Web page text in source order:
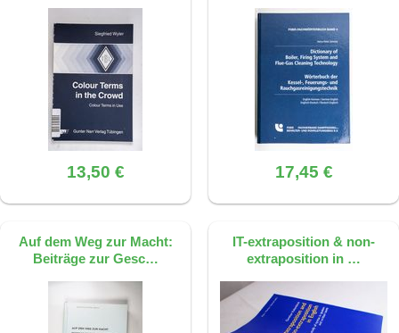
13,50 € 17,45 €
Auf dem Weg zur Macht:
Beiträge zur Gesc…
IT-extraposition & non-
extraposition in …